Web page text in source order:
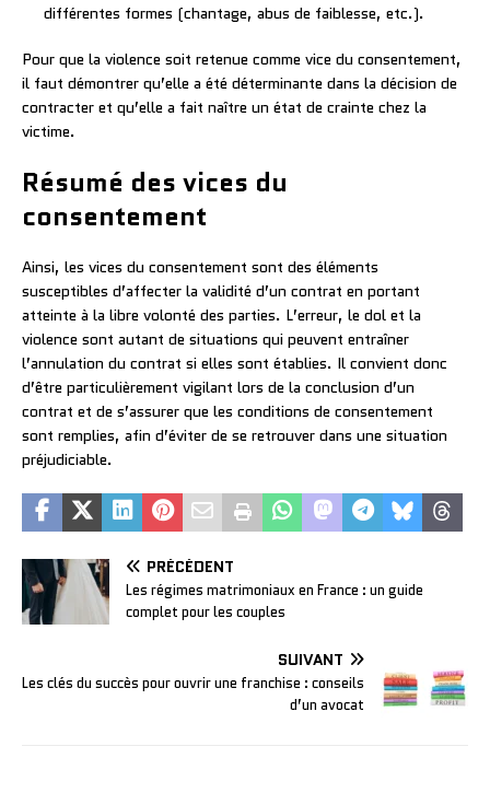
différentes formes (chantage, abus de faiblesse, etc.).
Pour que la violence soit retenue comme vice du consentement,
il faut démontrer qu’elle a été déterminante dans la décision de
contracter et qu’elle a fait naître un état de crainte chez la
victime.
Résumé des vices du
consentement
Ainsi, les vices du consentement sont des éléments
susceptibles d’affecter la validité d’un contrat en portant
atteinte à la libre volonté des parties. L’erreur, le dol et la
violence sont autant de situations qui peuvent entraîner
l’annulation du contrat si elles sont établies. Il convient donc
d’être particulièrement vigilant lors de la conclusion d’un
contrat et de s’assurer que les conditions de consentement
sont remplies, afin d’éviter de se retrouver dans une situation
préjudiciable.
PRÉCÉDENT
Les régimes matrimoniaux en France : un guide
complet pour les couples
SUIVANT
Les clés du succès pour ouvrir une franchise : conseils
d’un avocat